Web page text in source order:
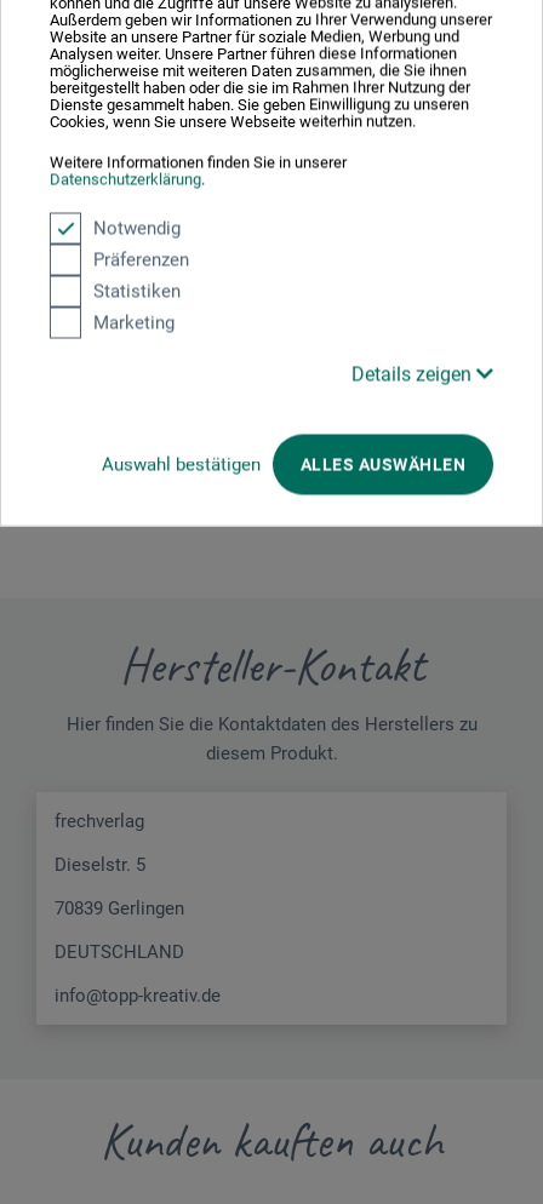
Außerdem geben wir Informationen zu Ihrer Verwendung unserer
Website an unsere Partner für soziale Medien, Werbung und
Analysen weiter. Unsere Partner führen diese Informationen
möglicherweise mit weiteren Daten zusammen, die Sie ihnen
bereitgestellt haben oder die sie im Rahmen Ihrer Nutzung der
Dienste gesammelt haben. Sie geben Einwilligung zu unseren
Cookies, wenn Sie unsere Webseite weiterhin nutzen.
Weitere Informationen finden Sie in unserer
Datenschutzerklärung.
Notwendig
Präferenzen
Statistiken
Marketing
Details zeigen
Auswahl bestätigen ALLES AUSWÄHLEN
Bloggerinnen ihre Alphabete, die Inspiration für eigene
Handlettering-Projekte bieten. Jede Bloggerin stellt sich
vor und hat exklusiv für dieses Buch eine Druckschrift,
eine Schreibschrift und eine Fantasie­schrift zur Verfügung
gestellt. Ein reicher Schriftenfundus für die Umsetzung
eigener Spruch-Kunstwerke – auch digital.
Produktbewertungen (0)
JETZT PRODUKT BEWERTEN
Hersteller-Kontakt
Hier finden Sie die Kontaktdaten des Herstellers zu
diesem Produkt.
frechverlag
Dieselstr. 5
70839 Gerlingen
DEUTSCHLAND
info@topp-kreativ.de
Kunden kauften auch